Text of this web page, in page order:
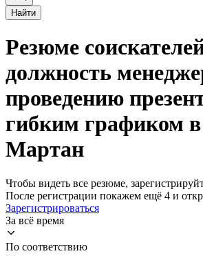
Найти
Резюме
должность
проведению
гибким графиком
Мартан
Чтобы видеть все резюме,
После регистрации покажем ещё 4 и
Зарегистрироваться
За всё время
По соответствию